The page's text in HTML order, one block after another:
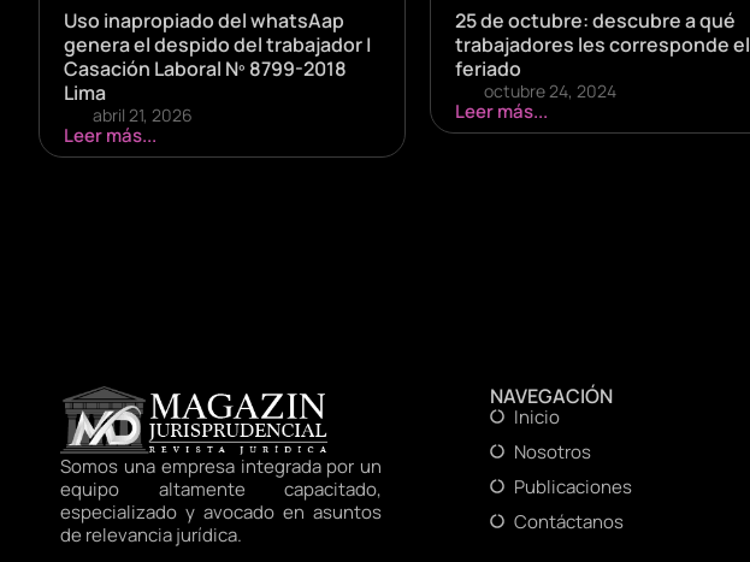
Uso inapropiado del whatsAap
genera el despido del trabajador |
Casación Laboral Nº 8799-2018
Lima
abril 21, 2026
Leer más...
25 de octubre: descubre a qué
trabajadores les corresponde el
feriado
octubre 24, 2024
Leer más...
Somos una empresa integrada por un
equipo altamente capacitado,
especializado y avocado en asuntos
de relevancia jurídica.
NAVEGACIÓN
Inicio
Nosotros
Publicaciones
Contáctanos